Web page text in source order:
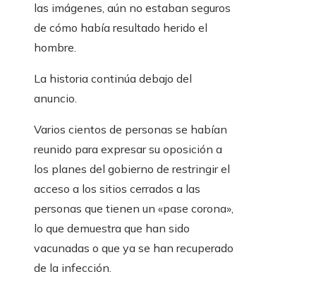
las imágenes, aún no estaban seguros
de cómo había resultado herido el
hombre.
La historia continúa debajo del
anuncio.
Varios cientos de personas se habían
reunido para expresar su oposición a
los planes del gobierno de restringir el
acceso a los sitios cerrados a las
personas que tienen un «pase corona»,
lo que demuestra que han sido
vacunadas o que ya se han recuperado
de la infección.